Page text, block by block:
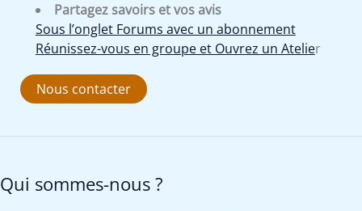
Partagez savoirs et vos avis
Sous l’onglet Forums avec un abonnement
Réunissez-vous en groupe et Ouvrez un Atelier
Nous contacter
Qui sommes-nous ?